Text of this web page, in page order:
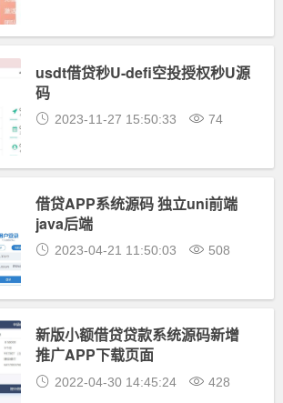
usdt借贷秒U-defi空投授权秒U源
码
2023-11-27 15:50:33 74
借贷APP系统源码 独立uni前端
java后端
2023-04-21 11:50:03 508
新版小额借贷贷款系统源码新增
推广APP下载页面
2022-04-30 14:45:24 428